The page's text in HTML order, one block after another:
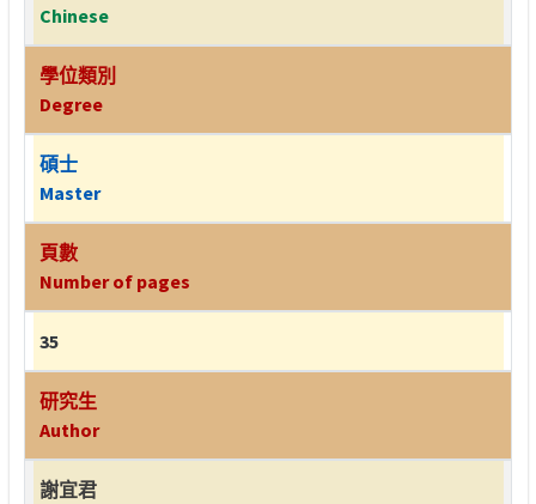
Chinese
學位類別
Degree
碩士
Master
頁數
Number of pages
35
研究生
Author
謝宜君